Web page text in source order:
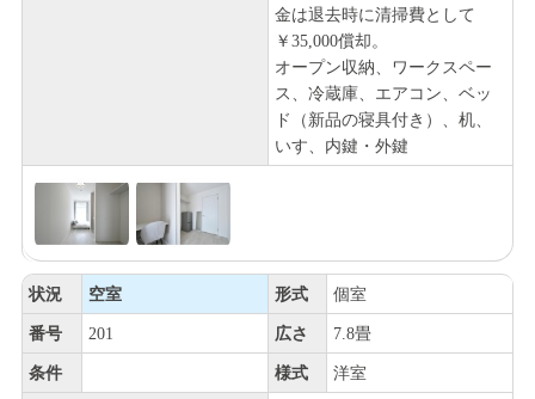
金は退去時に清掃費として
￥35,000償却。
オープン収納、ワークスペー
ス、冷蔵庫、エアコン、ベッ
ド（新品の寝具付き）、机、
いす、内鍵・外鍵
状況 空室 形式 個室
番号 201 広さ 7.8畳
条件 様式 洋室